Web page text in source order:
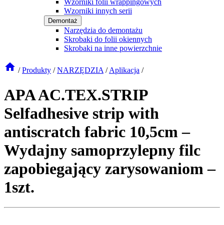
Wzorniki folii wrappingowych
Wzorniki innych serii
Demontaż
Narzędzia do demontażu
Skrobaki do folii okiennych
Skrobaki na inne powierzchnie
/ Produkty / NARZĘDZIA / Aplikacja /
APA AC.TEX.STRIP
Selfadhesive strip with
antiscratch fabric 10,5cm –
Wydajny samoprzylepny filc
zapobiegający zarysowaniom –
1szt.